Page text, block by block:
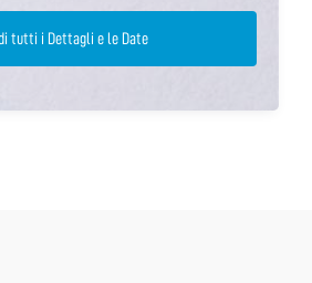
tutti i Dettagli e le Date